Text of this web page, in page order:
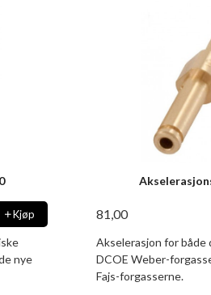
Kjøp
nye
81,00
Akselerasjon for både
DCOE Weber-
Fajs-forgasserne.